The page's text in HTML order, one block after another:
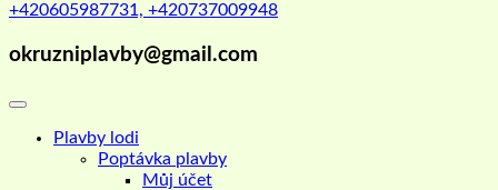
+420605987731, +420737009948
okruzniplavby@gmail.com
Plavby lodi
Poptávka plavby
Můj účet